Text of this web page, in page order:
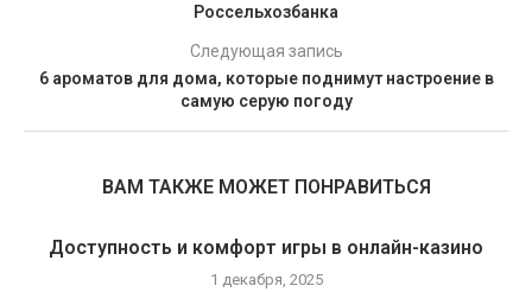
Россельхозбанка
Следующая запись
6 ароматов для дома, которые поднимут настроение в
самую серую погоду
ВАМ ТАКЖЕ МОЖЕТ ПОНРАВИТЬСЯ
Доступность и комфорт игры в онлайн-казино
1 декабря, 2025